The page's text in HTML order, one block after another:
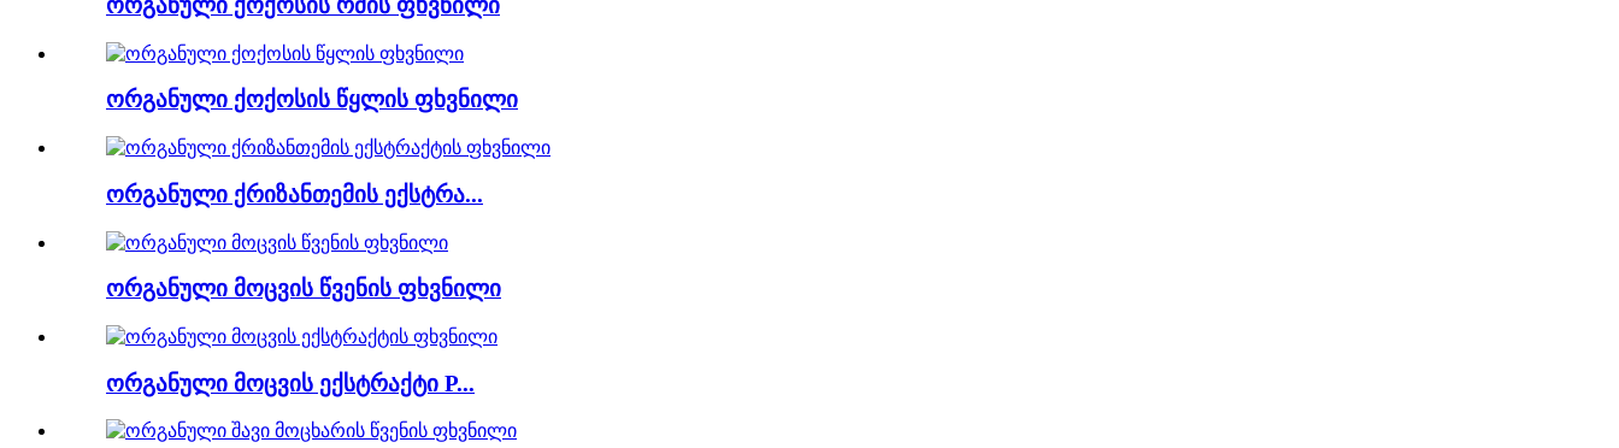
ორგანული ქოქოსის რძის ფხვნილი
ორგანული ქოქოსის წყლის ფხვნილი
ორგანული ქრიზანთემის ექსტრა...
ორგანული მოცვის წვენის ფხვნილი
ორგანული მოცვის ექსტრაქტი P...